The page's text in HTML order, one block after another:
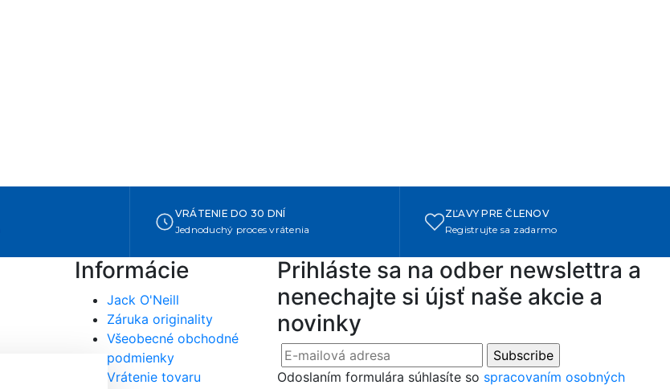
VRÁTENIE DO 30 DNÍ
Jednoduchý proces vrátenia
ZĽAVY PRE ČLENOV
Registrujte sa zadarmo
Informácie
Jack O'Neill
Záruka originality
Všeobecné obchodné
podmienky
Vrátenie tovaru
Prihláste sa na odber newslettra a
nenechajte si újsť naše akcie a
novinky
Odoslaním formulára súhlasíte so spracovaním osobných